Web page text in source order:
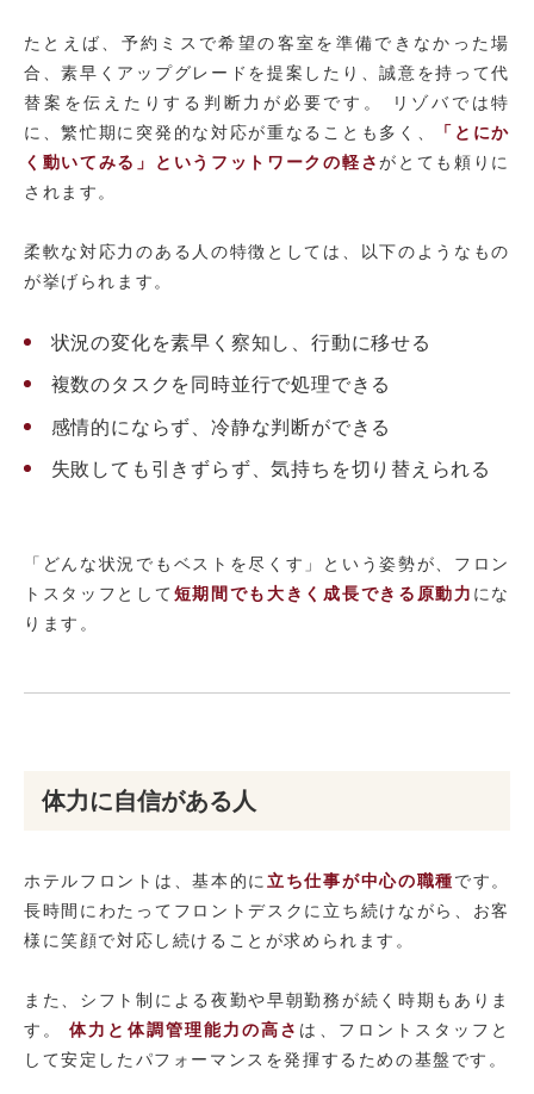
たとえば、予約ミスで希望の客室を準備できなかった場
合、素早くアップグレードを提案したり、誠意を持って代
替案を伝えたりする判断力が必要です。 リゾバでは特
に、繁忙期に突発的な対応が重なることも多く、
「とにか
く動いてみる」というフットワークの軽さがとても頼りに
されます。
柔軟な対応力のある人の特徴としては、以下のようなもの
が挙げられます。
状況の変化を素早く察知し、行動に移せる
複数のタスクを同時並行で処理できる
感情的にならず、冷静な判断ができる
失敗しても引きずらず、気持ちを切り替えられる
「どんな状況でもベストを尽くす」という姿勢が、フロン
トスタッフとして短期間でも大きく成長できる原動力 にな
ります。
体力に自信がある人
ホテルフロントは、基本的に立ち仕事が中心の職種です。
長時間にわたってフロントデスクに立ち続けながら、お客
様に笑顔で対応し続けることが求められます。
また、シフト制による夜勤や早朝勤務が続く時期もありま
す。体力と体調管理能力の高さ は、フロントスタッフと
して安定したパフォーマンスを発揮するための基盤です。